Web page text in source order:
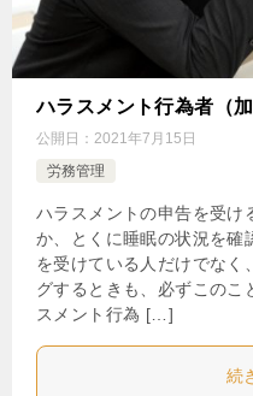
ハラスメント行為者（
公開日： 2021年7月15日
労務管理
ハラスメントの申告を受け
か、とくに睡眠の状況を確
を受けている人だけでなく
グするときも、必ずこのこ
スメント行為 […]
続